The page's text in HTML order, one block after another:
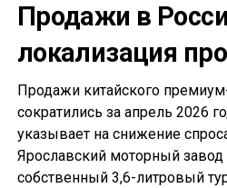
Продажи в
локализация
Продажи китайского
сократились за апрель 2026
указывает на снижение
Ярославский моторный завод
собственный 3,6-литровый